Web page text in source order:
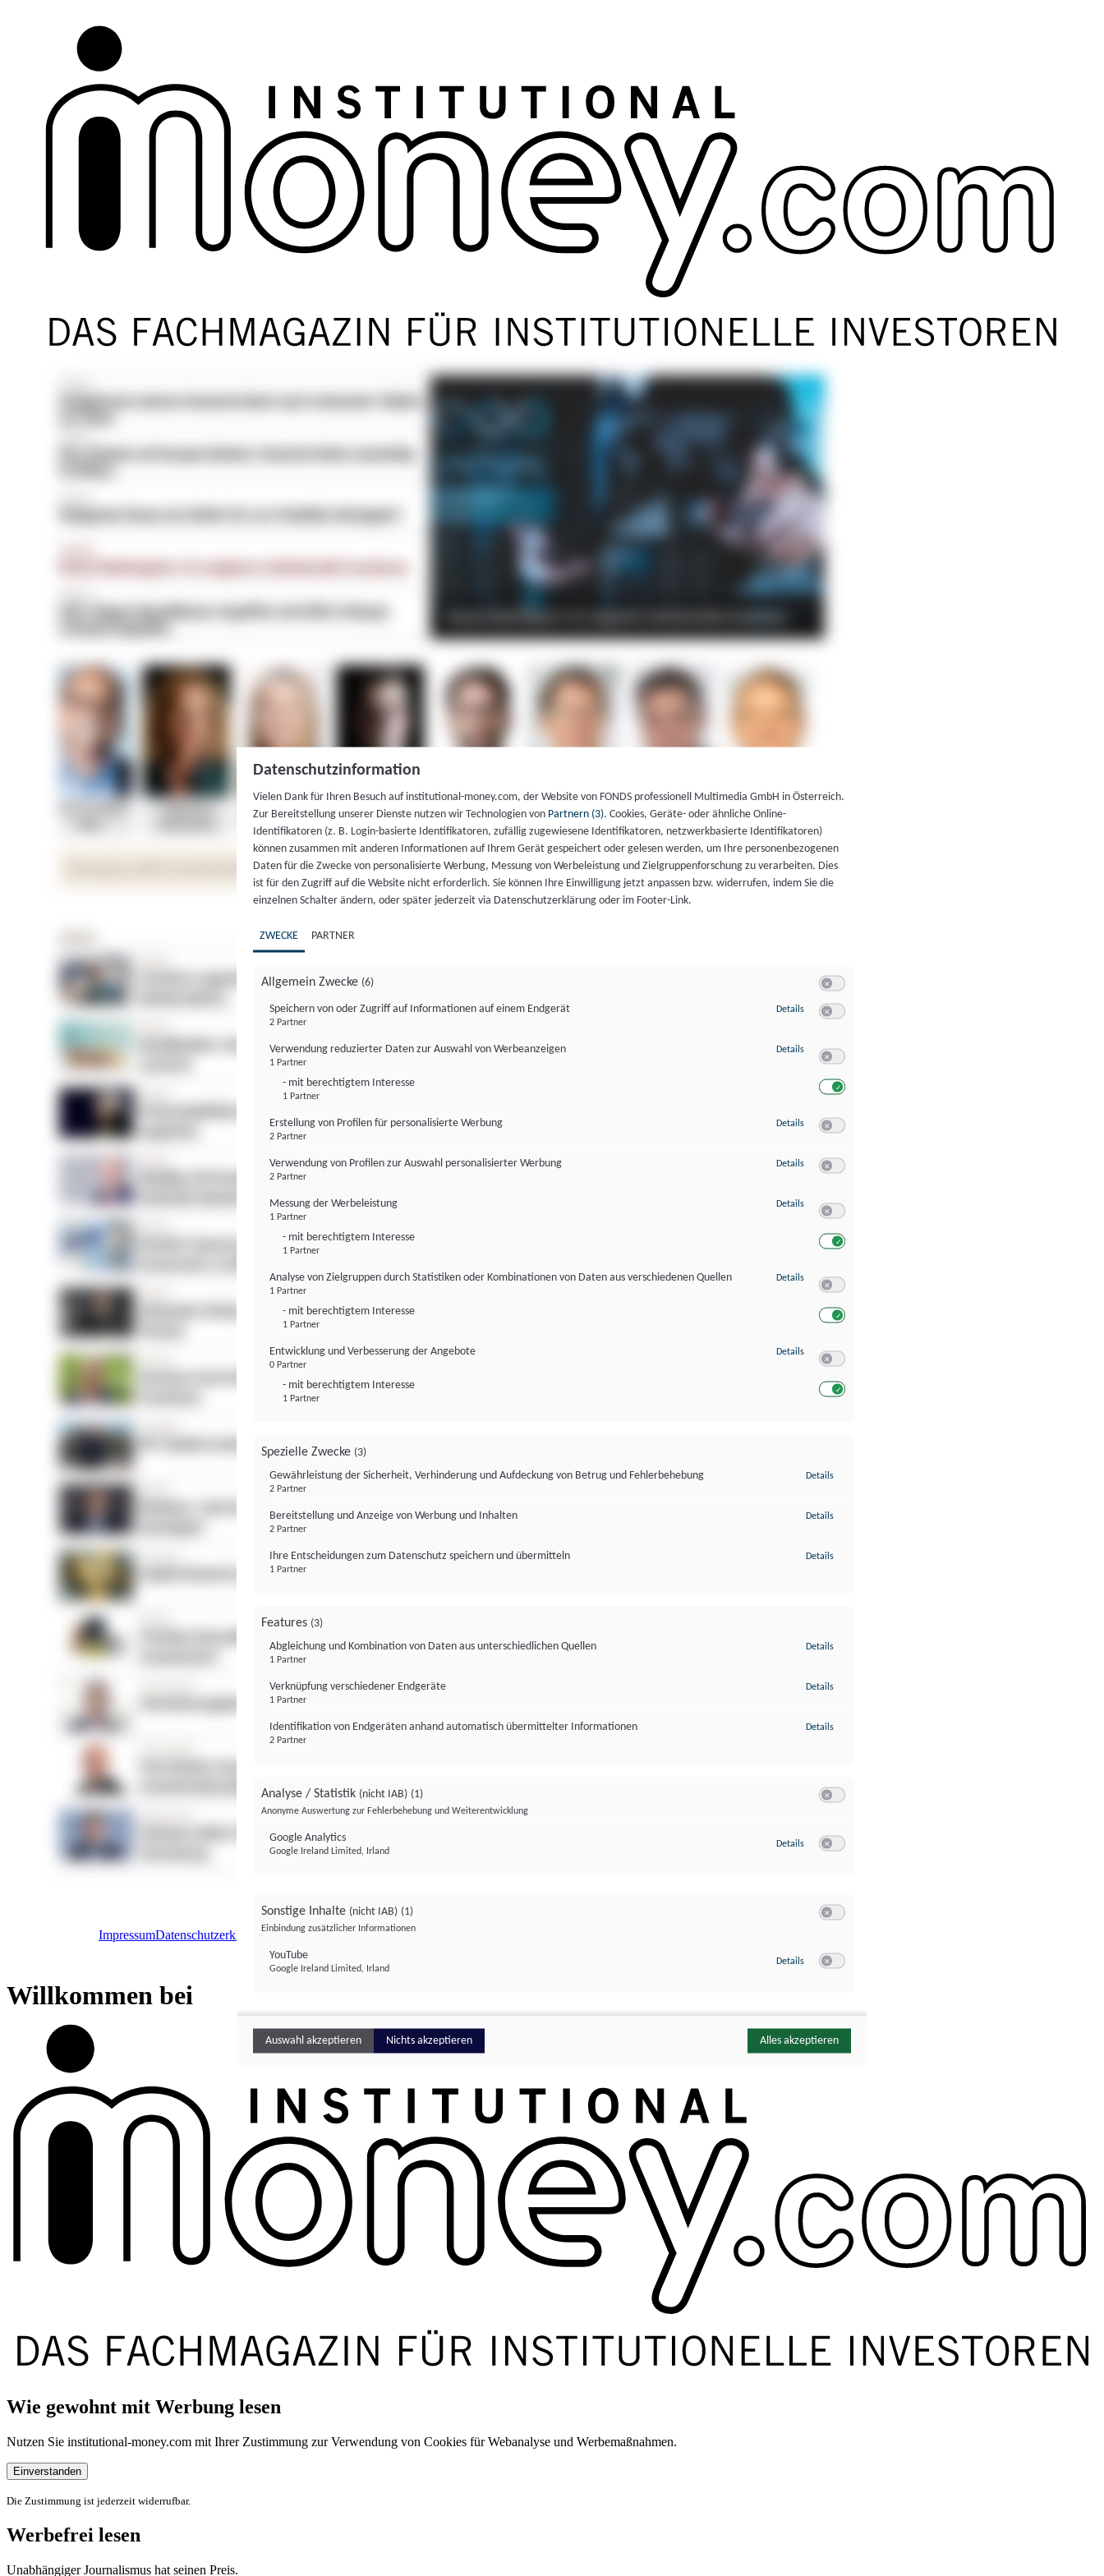
ImpressumDatenschutzerklärungDatenschutzeinstellungen
Willkommen bei
Wie gewohnt mit Werbung lesen
Nutzen Sie institutional-money.com mit Ihrer Zustimmung zur Verwendung von Cookies für Webanalyse und Werbemaßnahmen.
Einverstanden
Die Zustimmung ist jederzeit widerrufbar.
Werbefrei lesen
Unabhängiger Journalismus hat seinen Preis.
Datenschutzinformation
Vielen Dank für Ihren Besuch auf institutional-money.com, der Website von FONDS professionell Multimedia GmbH in Österreich.
Zur Bereitstellung unserer Dienste nutzen wir Technologien von Partnern (3). Cookies, Geräte- oder ähnliche Online-
Identifikatoren (z. B. Login-basierte Identifikatoren, zufällig zugewiesene Identifikatoren, netzwerkbasierte Identifikatoren)
können zusammen mit anderen Informationen auf Ihrem Gerät gespeichert oder gelesen werden, um Ihre personenbezogenen
Daten für die Zwecke von personalisierte Werbung, Messung von Werbeleistung und Zielgruppenforschung zu verarbeiten. Dies
ist für den Zugriff auf die Website nicht erforderlich. Sie können Ihre Einwilligung jetzt anpassen bzw. widerrufen, indem Sie die
einzelnen Schalter ändern, oder später jederzeit via Datenschutzerklärung oder im Footer-Link.
ZWECKE PARTNER
Allgemein Zwecke (6)
Speichern von oder Zugriff auf Informationen auf einem Endgerät
2 Partner
Details zu Speichern von oder Zugriff auf Informationen auf einem Endgerät
Verwendung reduzierter Daten zur Auswahl von Werbeanzeigen
1 Partner
- mit berechtigtem Interesse
1 Partner
Details zu Verwendung reduzierter Daten zur Auswahl von Werbeanzeigen
Erstellung von Profilen für personalisierte Werbung
2 Partner
Details zu Erstellung von Profilen für personalisierte Werbung
Verwendung von Profilen zur Auswahl personalisierter Werbung
2 Partner
Details zu Verwendung von Profilen zur Auswahl personalisierter Werbung
Messung der Werbeleistung
1 Partner
- mit berechtigtem Interesse
1 Partner
Details zu Messung der Werbeleistung
Analyse von Zielgruppen durch Statistiken oder Kombinationen von Daten aus verschiedenen Quellen
1 Partner
- mit berechtigtem Interesse
1 Partner
Details zu Analyse von Zielgruppen durch Statistiken oder Kombinationen von
Entwicklung und Verbesserung der Angebote
0 Partner
- mit berechtigtem Interesse
1 Partner
Details zu Entwicklung und Verbesserung der Angebote
Spezielle Zwecke (3)
Gewährleistung der Sicherheit, Verhinderung und Aufdeckung von Betrug und Fehlerbehebung
2 Partner
Details
Bereitstellung und Anzeige von Werbung und Inhalten
2 Partner
Details
Ihre Entscheidungen zum Datenschutz speichern und übermitteln
1 Partner
Details
Features (3)
Abgleichung und Kombination von Daten aus unterschiedlichen Quellen
1 Partner
Details
Verknüpfung verschiedener Endgeräte
1 Partner
Details
Identifikation von Endgeräten anhand automatisch übermittelter Informationen
2 Partner
Details
Analyse / Statistik (nicht IAB) (1)
Anonyme Auswertung zur Fehlerbehebung und Weiterentwicklung
Google Analytics
Google Ireland Limited, Irland
Details zu Google Analytics
Sonstige Inhalte (nicht IAB) (1)
Einbindung zusätzlicher Informationen
YouTube
Google Ireland Limited, Irland
Details zu YouTube
Auswahl akzeptieren Nichts akzeptieren Alles akzeptieren